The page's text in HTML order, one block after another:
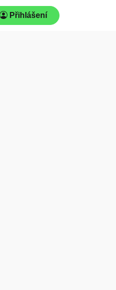
Přihlášení